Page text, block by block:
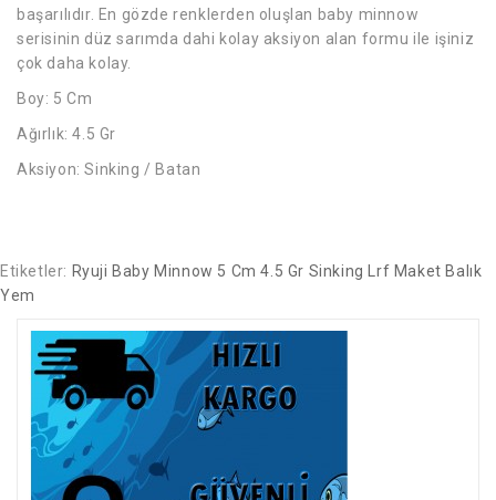
başarılıdır. En gözde renklerden oluşlan baby minnow
serisinin düz sarımda dahi kolay aksiyon alan formu ile işiniz
çok daha kolay.
Boy: 5 Cm
Ağırlık: 4.5 Gr
Aksiyon: Sinking / Batan
Etiketler: Ryuji Baby Minnow 5 Cm 4.5 Gr Sinking Lrf Maket Balık
Yem